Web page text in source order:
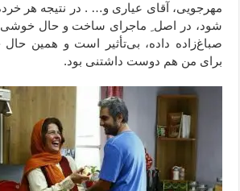
مهرجویی، آقای عیاری و… . در نتیجه هر
شود، در اصل ِ ماجرای ساخت و حال خوشی
صباغ‌زاده داده، بی‌تأثیر است و همین
برای من هم دوست داشتنی بود.